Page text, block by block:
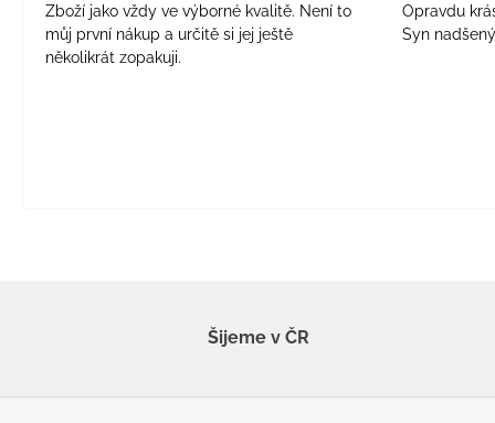
Zboží jako vždy ve výborné kvalitě. Není to
můj první nákup a určitě si jej ještě
několikrát zopakuji.
Opravdu
Syn nadšený
Šijeme v ČR